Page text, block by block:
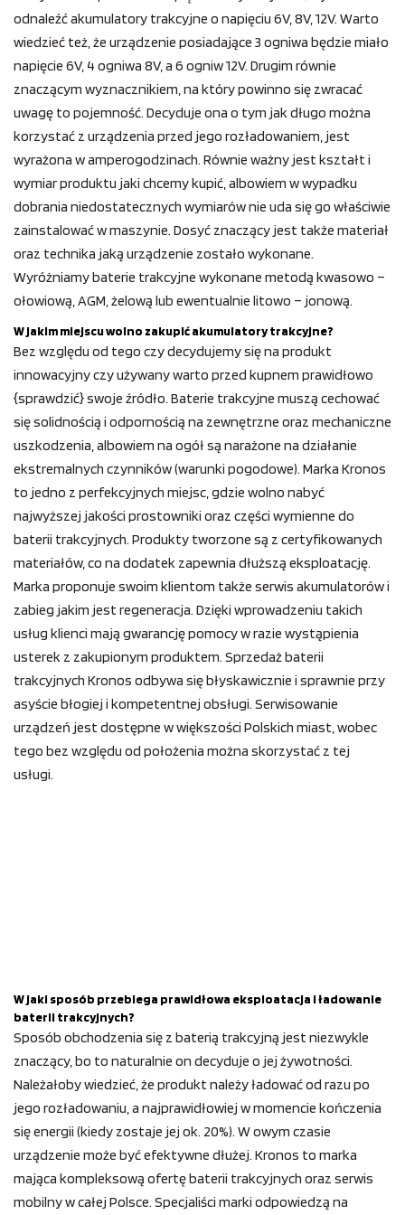
odnaleźć akumulatory trakcyjne o napięciu 6V, 8V, 12V. Warto
wiedzieć też, że urządzenie posiadające 3 ogniwa będzie miało
napięcie 6V, 4 ogniwa 8V, a 6 ogniw 12V. Drugim równie
znaczącym wyznacznikiem, na który powinno się zwracać
uwagę to pojemność. Decyduje ona o tym jak długo można
korzystać z urządzenia przed jego rozładowaniem, jest
wyrażona w amperogodzinach. Równie ważny jest kształt i
wymiar produktu jaki chcemy kupić, albowiem w wypadku
dobrania niedostatecznych wymiarów nie uda się go właściwie
zainstalować w maszynie. Dosyć znaczący jest także materiał
oraz technika jaką urządzenie zostało wykonane.
Wyróżniamy baterie trakcyjne wykonane metodą kwasowo –
ołowiową, AGM, żelową lub ewentualnie litowo – jonową.
W jakim miejscu wolno zakupić akumulatory trakcyjne?
Bez względu od tego czy decydujemy się na produkt
innowacyjny czy używany warto przed kupnem prawidłowo
{sprawdzić} swoje źródło. Baterie trakcyjne muszą cechować
się solidnością i odpornością na zewnętrzne oraz mechaniczne
uszkodzenia, albowiem na ogół są narażone na działanie
ekstremalnych czynników (warunki pogodowe). Marka Kronos
to jedno z perfekcyjnych miejsc, gdzie wolno nabyć
najwyższej jakości prostowniki oraz części wymienne do
baterii trakcyjnych. Produkty tworzone są z certyfikowanych
materiałów, co na dodatek zapewnia dłuższą eksploatację.
Marka proponuje swoim klientom także serwis akumulatorów i
zabieg jakim jest regeneracja. Dzięki wprowadzeniu takich
usług klienci mają gwarancję pomocy w razie wystąpienia
usterek z zakupionym produktem. Sprzedaż baterii
trakcyjnych Kronos odbywa się błyskawicznie i sprawnie przy
asyście błogiej i kompetentnej obsługi. Serwisowanie
urządzeń jest dostępne w większości Polskich miast, wobec
tego bez względu od położenia można skorzystać z tej
usługi.
W jaki sposób przebiega prawidłowa eksploatacja i ładowanie
baterii trakcyjnych?
Sposób obchodzenia się z baterią trakcyjną jest niezwykle
znaczący, bo to naturalnie on decyduje o jej żywotności.
Należałoby wiedzieć, że produkt należy ładować od razu po
jego rozładowaniu, a najprawidłowiej w momencie kończenia
się energii (kiedy zostaje jej ok. 20%). W owym czasie
urządzenie może być efektywne dłużej. Kronos to marka
mająca kompleksową ofertę baterii trakcyjnych oraz serwis
mobilny w całej Polsce. Specjaliści marki odpowiedzą na